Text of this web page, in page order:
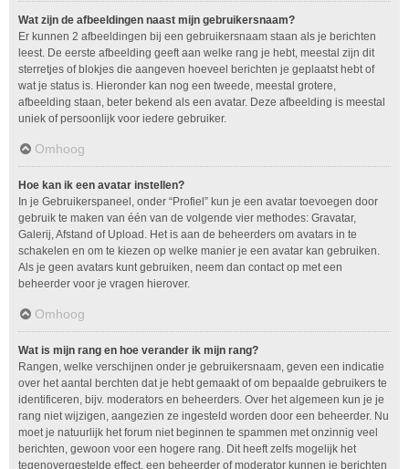
Wat zijn de afbeeldingen naast mijn gebruikersnaam?
Er kunnen 2 afbeeldingen bij een gebruikersnaam staan als je berichten
leest. De eerste afbeelding geeft aan welke rang je hebt, meestal zijn dit
sterretjes of blokjes die aangeven hoeveel berichten je geplaatst hebt of
wat je status is. Hieronder kan nog een tweede, meestal grotere,
afbeelding staan, beter bekend als een avatar. Deze afbeelding is meestal
uniek of persoonlijk voor iedere gebruiker.
Omhoog
Hoe kan ik een avatar instellen?
In je Gebruikerspaneel, onder “Profiel” kun je een avatar toevoegen door
gebruik te maken van één van de volgende vier methodes: Gravatar,
Galerij, Afstand of Upload. Het is aan de beheerders om avatars in te
schakelen en om te kiezen op welke manier je een avatar kan gebruiken.
Als je geen avatars kunt gebruiken, neem dan contact op met een
beheerder voor je vragen hierover.
Omhoog
Wat is mijn rang en hoe verander ik mijn rang?
Rangen, welke verschijnen onder je gebruikersnaam, geven een indicatie
over het aantal berchten dat je hebt gemaakt of om bepaalde gebruikers te
identificeren, bijv. moderators en beheerders. Over het algemeen kun je je
rang niet wijzigen, aangezien ze ingesteld worden door een beheerder. Nu
moet je natuurlijk het forum niet beginnen te spammen met onzinnig veel
berichten, gewoon voor een hogere rang. Dit heeft zelfs mogelijk het
tegenovergestelde effect, een beheerder of moderator kunnen je berichten